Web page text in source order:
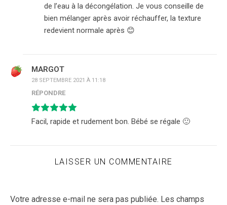
de l’eau à la décongélation. Je vous conseille de
bien mélanger après avoir réchauffer, la texture
redevient normale après 😊
MARGOT
28 SEPTEMBRE 2021 À 11:18
RÉPONDRE
Facil, rapide et rudement bon. Bébé se régale 🙂
LAISSER UN COMMENTAIRE
Votre adresse e-mail ne sera pas publiée. Les champs